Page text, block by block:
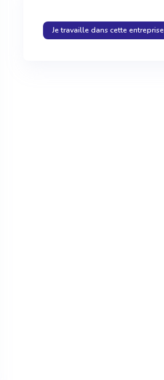
Je travaille dans cette entreprise